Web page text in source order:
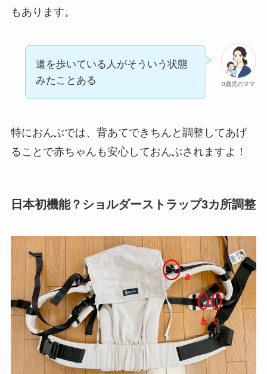
もあります。
0歳児のママ
道を歩いている人がそういう状態
みたことある
特におんぶでは、背あてできちんと調整してあげ
ることで赤ちゃんも安心しておんぶされますよ！
日本初機能？ショルダーストラップ3カ所調整